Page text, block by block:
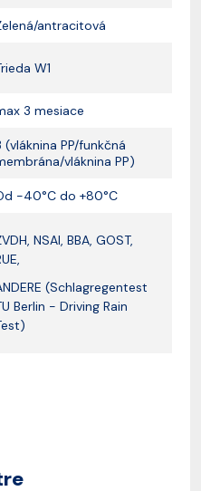
antracitová
W1
3 mesiace
(vláknina PP/funkčná
vláknina PP)
-40°C do +80°C
NSAI, BBA, GOST,
(Schlagregentest
Berlin - Driving Rain